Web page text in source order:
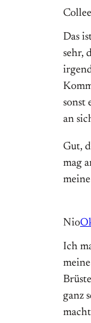
Das
sehr,
sonst
an
Gut,
mag
Nio
Ich
ganz